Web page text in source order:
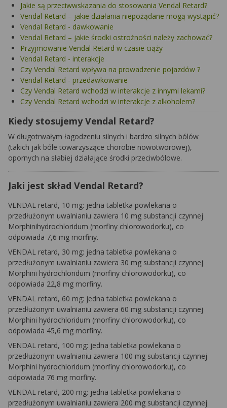
Jakie są przeciwwskazania do stosowania Vendal Retard?
Vendal Retard – jakie działania niepożądane mogą wystąpić?
Vendal Retard - dawkowanie
Vendal Retard – jakie środki ostrożności należy zachować?
Przyjmowanie Vendal Retard w czasie ciąży
Vendal Retard - interakcje
Czy Vendal Retard wpływa na prowadzenie pojazdów ?
Vendal Retard - przedawkowanie
Czy Vendal Retard wchodzi w interakcje z innymi lekami?
Czy Vendal Retard wchodzi w interakcje z alkoholem?
Kiedy stosujemy Vendal Retard?
W długotrwałym łagodzeniu silnych i bardzo silnych bólów
(takich jak bóle towarzyszące chorobie nowotworowej),
opornych na słabiej działające środki przeciwbólowe.
Jaki jest skład Vendal Retard?
VENDAL retard, 10 mg: jedna tabletka powlekana o
przedłużonym uwalnianiu zawiera 10 mg substancji czynnej
Morphinihydrochloridum (morfiny chlorowodorku), co
odpowiada 7,6 mg morfiny.
VENDAL retard, 30 mg: jedna tabletka powlekana o
przedłużonym uwalnianiu zawiera 30 mg substancji czynnej
Morphini hydrochloridum (morfiny chlorowodorku), co
odpowiada 22,8 mg morfiny.
VENDAL retard, 60 mg: jedna tabletka powlekana o
przedłużonym uwalnianiu zawiera 60 mg substancji czynnej
Morphini hydrochloridum (morfiny chlorowodorku), co
odpowiada 45,6 mg morfiny.
VENDAL retard, 100 mg: jedna tabletka powlekana o
przedłużonym uwalnianiu zawiera 100 mg substancji czynnej
Morphini hydrochloridum (morfiny chlorowodorku), co
odpowiada 76 mg morfiny.
VENDAL retard, 200 mg: jedna tabletka powlekana o
przedłużonym uwalnianiu zawiera 200 mg substancji czynnej